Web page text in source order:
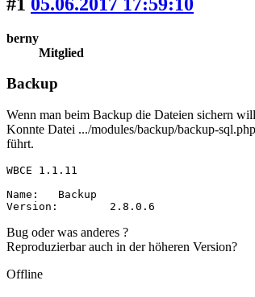
berny
Mitglied
Backup
Wenn man beim Backup die Dateien sichern
Konnte Datei .../modules/backup/backup-
führt.
WBCE 1.1.11
Name: 	Backup
Version: 	2.8.0.6
Bug oder was anderes ?
Reproduzierbar auch in der höheren Version?
Offline